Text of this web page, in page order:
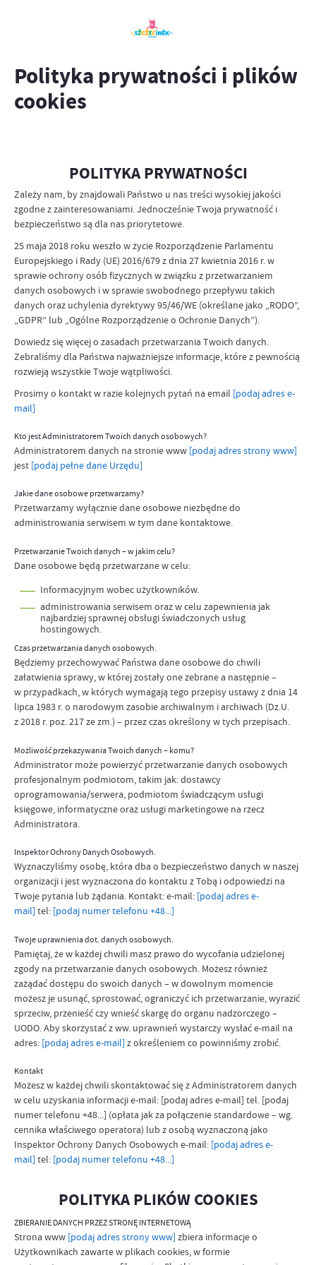
Polityka prywatności i plików
cookies
POLITYKA PRYWATNOŚCI
Zależy nam, by znajdowali Państwo u nas treści wysokiej jakości
zgodne z zainteresowaniami. Jednocześnie Twoja prywatność i
bezpieczeństwo są dla nas priorytetowe.
25 maja 2018 roku weszło w życie Rozporządzenie Parlamentu
Europejskiego i Rady (UE) 2016/679 z dnia 27 kwietnia 2016 r. w
sprawie ochrony osób fizycznych w związku z przetwarzaniem
danych osobowych i w sprawie swobodnego przepływu takich
danych oraz uchylenia dyrektywy 95/46/WE (określane jako „RODO”,
„GDPR” lub „Ogólne Rozporządzenie o Ochronie Danych”).
Dowiedz się więcej o zasadach przetwarzania Twoich danych.
Zebraliśmy dla Państwa najważniejsze informacje, które z pewnością
rozwieją wszystkie Twoje wątpliwości.
Prosimy o kontakt w razie kolejnych pytań na email [podaj adres e-
mail]
Kto jest Administratorem Twoich danych osobowych?
Administratorem danych na stronie www [podaj adres strony www]
jest [podaj pełne dane Urzędu]
Jakie dane osobowe przetwarzamy?
Przetwarzamy wyłącznie dane osobowe niezbędne do
administrowania serwisem w tym dane kontaktowe.
Przetwarzanie Twoich danych – w jakim celu?
Dane osobowe będą przetwarzane w celu:
Informacyjnym wobec użytkowników.
administrowania serwisem oraz w celu zapewnienia jak
najbardziej sprawnej obsługi świadczonych usług
hostingowych.
Czas przetwarzania danych osobowych.
Będziemy przechowywać Państwa dane osobowe do chwili
załatwienia sprawy, w której zostały one zebrane a następnie –
w przypadkach, w których wymagają tego przepisy ustawy z dnia 14
lipca 1983 r. o narodowym zasobie archiwalnym i archiwach (Dz.U.
z 2018 r. poz. 217 ze zm.) – przez czas określony w tych przepisach.
Możliwość przekazywania Twoich danych – komu?
Administrator może powierzyć przetwarzanie danych osobowych
profesjonalnym podmiotom, takim jak: dostawcy
oprogramowania/serwera, podmiotom świadczącym usługi
księgowe, informatyczne oraz usługi marketingowe na rzecz
Administratora.
Inspektor Ochrony Danych Osobowych.
Wyznaczyliśmy osobę, która dba o bezpieczeństwo danych w naszej
organizacji i jest wyznaczona do kontaktu z Tobą i odpowiedzi na
Twoje pytania lub żądania. Kontakt: e-mail: [podaj adres e-
mail] tel: [podaj numer telefonu +48...]
Twoje uprawnienia dot. danych osobowych.
Pamiętaj, że w każdej chwili masz prawo do wycofania udzielonej
zgody na przetwarzanie danych osobowych. Możesz również
zażądać dostępu do swoich danych – w dowolnym momencie
możesz je usunąć, sprostować, ograniczyć ich przetwarzanie, wyrazić
sprzeciw, przenieść czy wnieść skargę do organu nadzorczego –
UODO. Aby skorzystać z ww. uprawnień wystarczy wysłać e-mail na
adres: [podaj adres e-mail] z określeniem co powinniśmy zrobić.
Kontakt
Możesz w każdej chwili skontaktować się z Administratorem danych
w celu uzyskania informacji e-mail: [podaj adres e-mail] tel. [podaj
numer telefonu +48...] (opłata jak za połączenie standardowe – wg.
cennika właściwego operatora) lub z osobą wyznaczoną jako
Inspektor Ochrony Danych Osobowych e-mail: [podaj adres e-
mail] tel: [podaj numer telefonu +48...]
POLITYKA PLIKÓW COOKIES
ZBIERANIE DANYCH PRZEZ STRONĘ INTERNETOWĄ
Strona www [podaj adres strony www] zbiera informacje o
Użytkownikach zawarte w plikach cookies, w formie